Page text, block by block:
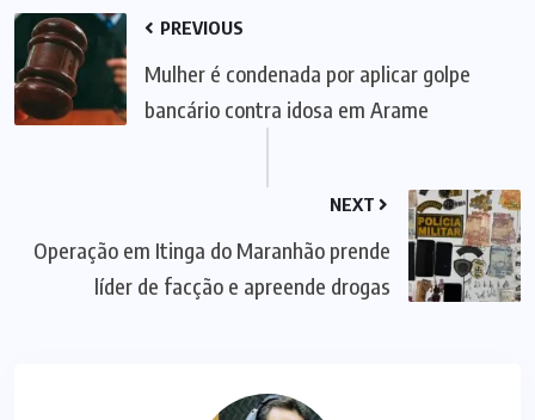
PREVIOUS
Mulher é condenada por aplicar golpe
bancário contra idosa em Arame
NEXT
Operação em Itinga do Maranhão prende
líder de facção e apreende drogas